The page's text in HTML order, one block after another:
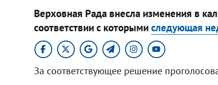
Верховная Рада внесла изменения в
соответствии с которымиследующая
За соответствующее решение